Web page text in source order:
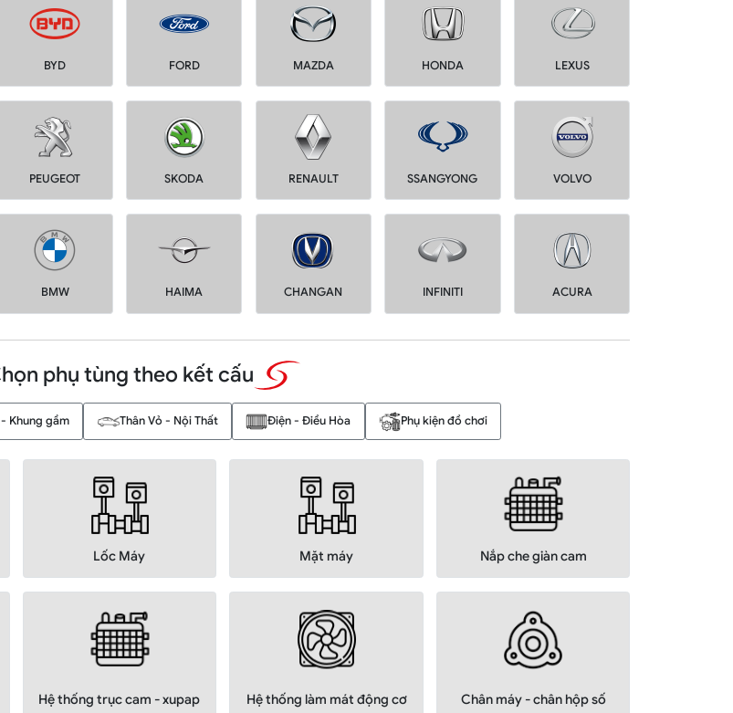
BYD FORD MAZDA HONDA LEXUS
PEUGEOT SKODA RENAULT SSANGYONG VOLVO
BMW HAIMA CHANGAN INFINITI ACURA
phụ tùng theo kết cấu
Khung gầm Thân Vỏ - Nội Thất Điện - Điều Hòa Phụ kiện đồ chơi
Lốc Máy Mặt máy Nắp che giàn cam
Hệ thống trục cam - xupap Hệ thống làm mát động cơ Chân máy - chân hộp số